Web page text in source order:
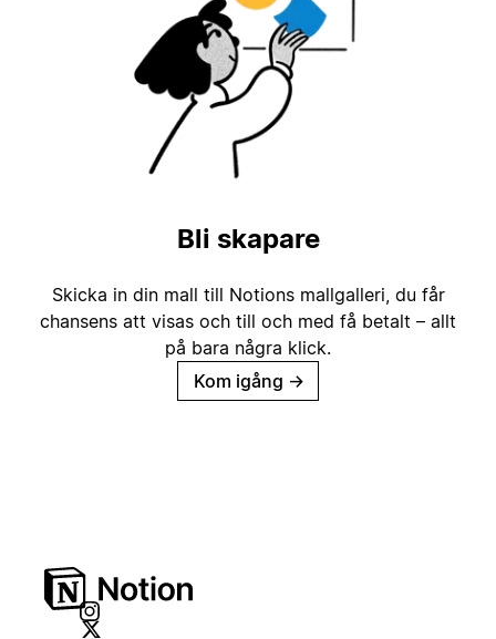
Bli skapare
Skicka in din mall till Notions mallgalleri, du får
chansens att visas och till och med få betalt – allt
på bara några klick.
Kom igång →